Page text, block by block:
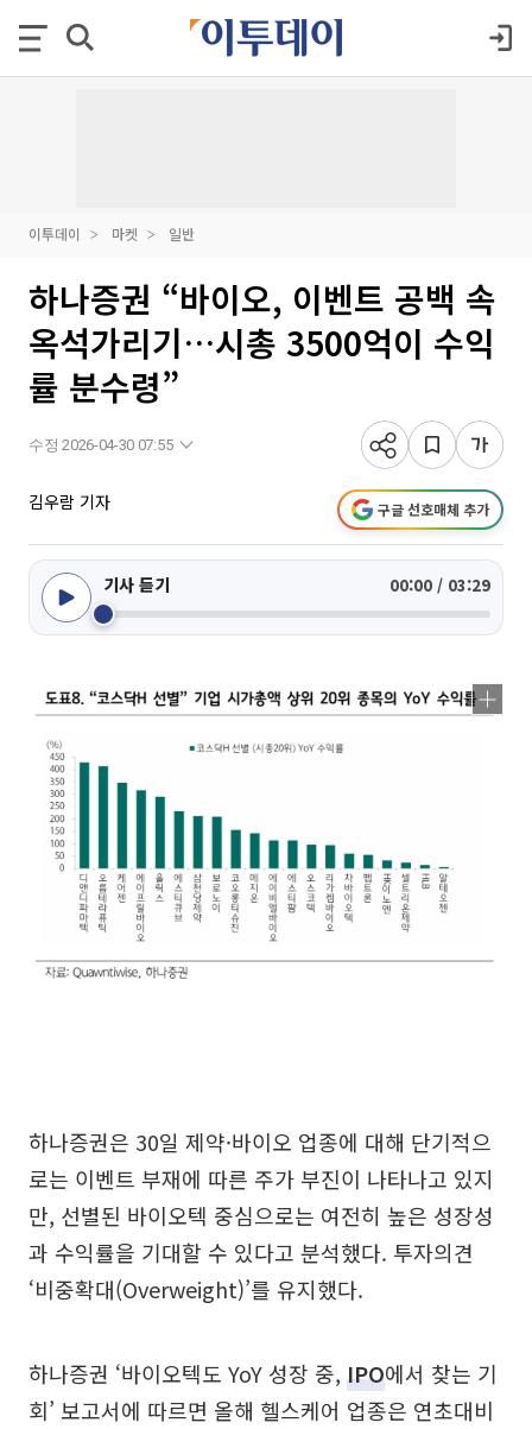
이투데이 마켓 일반
하나증권 “바이오, 이벤트 공백 속
옥석가리기…시총 3500억이 수익
률 분수령”
수정 2026-04-30 07:55
김우람 기자 구글 선호매체 추가
기사 듣기 00:00 / 03:29
하나증권은 30일 제약·바이오 업종에 대해 단기적으
로는 이벤트 부재에 따른 주가 부진이 나타나고 있지
만, 선별된 바이오텍 중심으로는 여전히 높은 성장성
과 수익률을 기대할 수 있다고 분석했다. 투자의견
‘비중확대(Overweight)’를 유지했다.
하나증권 ‘바이오텍도 YoY 성장 중, IPO에서 찾는 기
회’ 보고서에 따르면 올해 헬스케어 업종은 연초대비